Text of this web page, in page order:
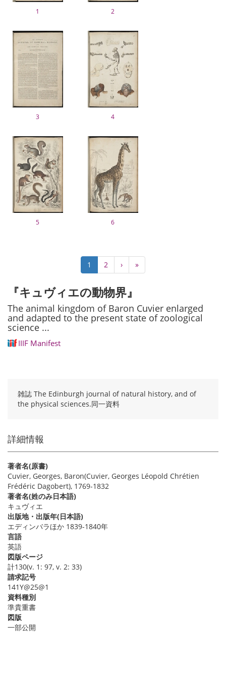
1 2
3 4
5 6
カ
レ
ン
ト
ペ
ー
ジ
1 Page
2
次
ペ
ー
ジ
›
最
終
ジ
»
『キュヴィエの動物界』
The animal kingdom of Baron Cuvier enlarged
and adapted to the present state of zoological
science ...
IIIF Manifest
雑誌 The Edinburgh journal of natural history, and of
the physical sciences.同一資料
詳細情報
著者名(原書)
Cuvier, Georges, Baron(Cuvier, Georges Léopold Chrétien
Frédéric Dagobert), 1769-1832
著者名(姓のみ日本語)
キュヴィエ
出版地・出版年(日本語)
エディンバラほか 1839-1840年
言語
英語
図版ページ
計130(v. 1: 97, v. 2: 33)
請求記号
141Y@25@1
資料種別
準貴重書
図版
一部公開